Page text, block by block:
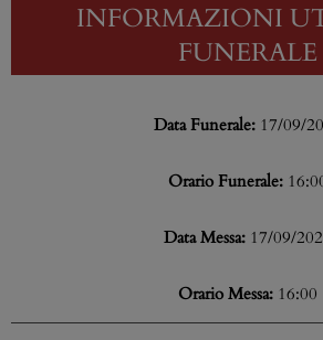
INFORMAZIONI
FUNERALE
Data Funerale: 17/09/
Orario Funerale:
Data Messa: 17/09/
Orario Messa: 16:00